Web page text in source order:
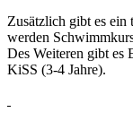
Zusätzlich gibt es ein
werden
Des Weiteren gibt es
KiSS (3-4 Jahre).